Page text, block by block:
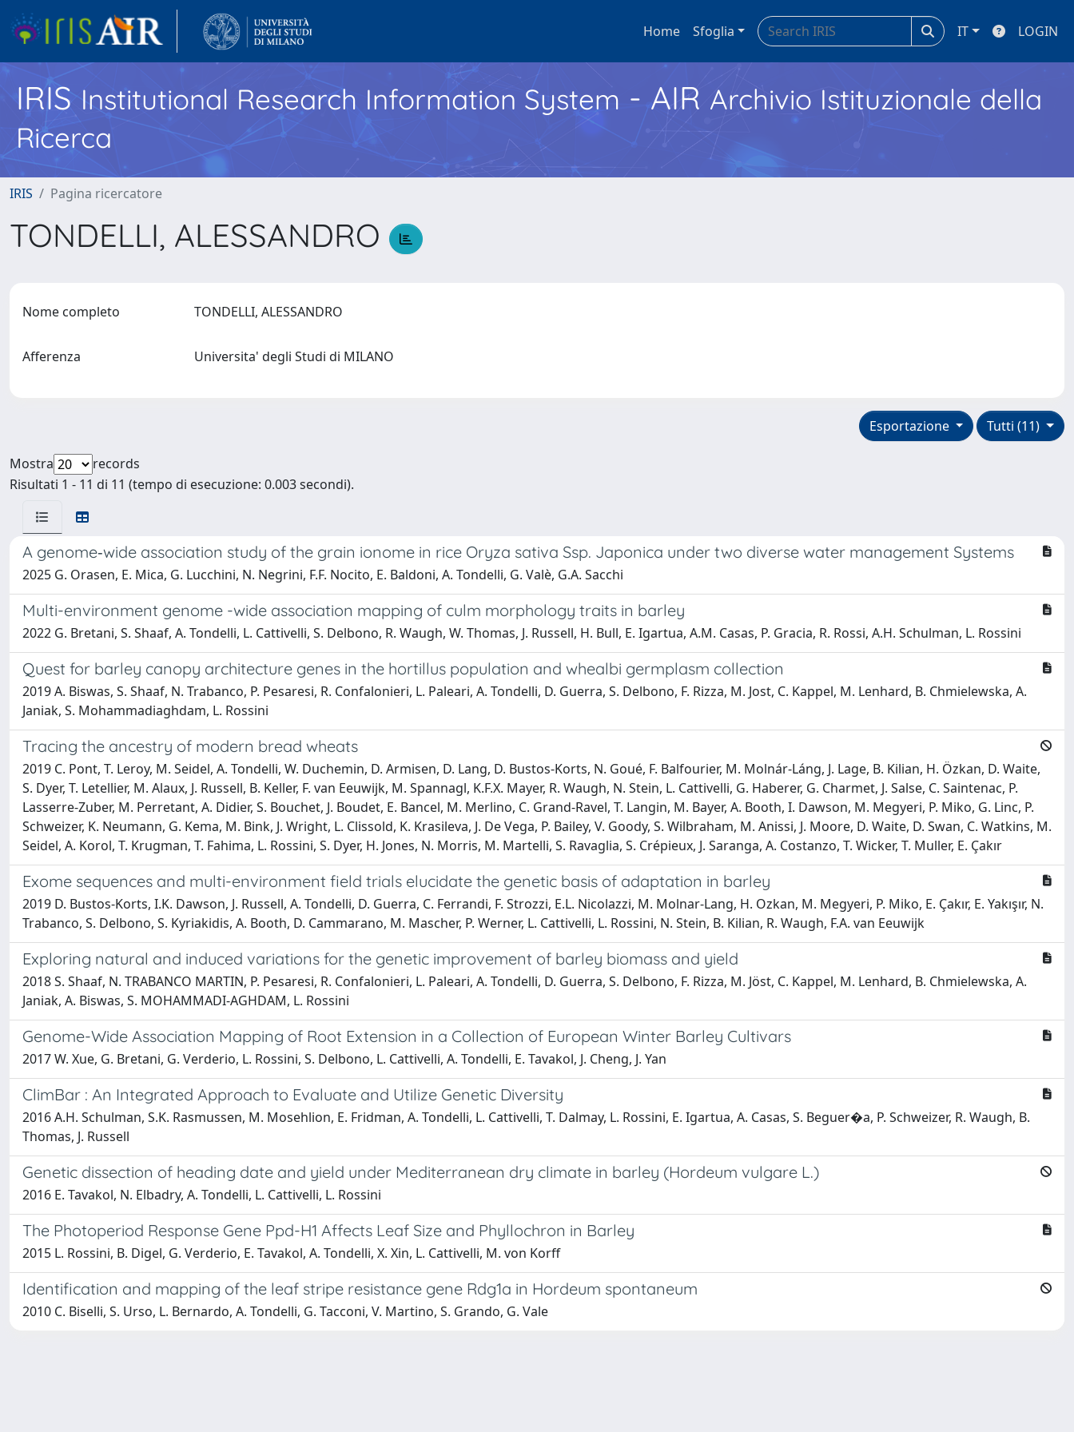
Home Sfoglia IT LOGIN
IRISInstitutional Research Information System - AIR Archivio Istituzionale della
Ricerca
IRIS Pagina ricercatore
TONDELLI, ALESSANDRO
Nome completo TONDELLI, ALESSANDRO
Afferenza Universita' degli Studi di MILANO
Tutti (11)
Esportazione
Mostra
records
Risultati 1 - 11 di 11 (tempo di esecuzione: 0.003 secondi).
A genome‑wide association study of the grain ionome in rice Oryza sativa Ssp. Japonica under two diverse water management Systems
2025 G. Orasen, E. Mica, G. Lucchini, N. Negrini, F.F. Nocito, E. Baldoni, A. Tondelli, G. Valè, G.A. Sacchi
Multi-environment genome -wide association mapping of culm morphology traits in barley
2022 G. Bretani, S. Shaaf, A. Tondelli, L. Cattivelli, S. Delbono, R. Waugh, W. Thomas, J. Russell, H. Bull, E. Igartua, A.M. Casas, P. Gracia, R. Rossi, A.H. Schulman, L. Rossini
Quest for barley canopy architecture genes in the hortillus population and whealbi germplasm collection
2019 A. Biswas, S. Shaaf, N. Trabanco, P. Pesaresi, R. Confalonieri, L. Paleari, A. Tondelli, D. Guerra, S. Delbono, F. Rizza, M. Jost, C. Kappel, M. Lenhard, B. Chmielewska, A.
Janiak, S. Mohammadiaghdam, L. Rossini
Tracing the ancestry of modern bread wheats
2019 C. Pont, T. Leroy, M. Seidel, A. Tondelli, W. Duchemin, D. Armisen, D. Lang, D. Bustos-Korts, N. Goué, F. Balfourier, M. Molnár-Láng, J. Lage, B. Kilian, H. Özkan, D. Waite,
S. Dyer, T. Letellier, M. Alaux, J. Russell, B. Keller, F. van Eeuwijk, M. Spannagl, K.F.X. Mayer, R. Waugh, N. Stein, L. Cattivelli, G. Haberer, G. Charmet, J. Salse, C. Saintenac, P.
Lasserre-Zuber, M. Perretant, A. Didier, S. Bouchet, J. Boudet, E. Bancel, M. Merlino, C. Grand-Ravel, T. Langin, M. Bayer, A. Booth, I. Dawson, M. Megyeri, P. Miko, G. Linc, P.
Schweizer, K. Neumann, G. Kema, M. Bink, J. Wright, L. Clissold, K. Krasileva, J. De Vega, P. Bailey, V. Goody, S. Wilbraham, M. Anissi, J. Moore, D. Waite, D. Swan, C. Watkins, M.
Seidel, A. Korol, T. Krugman, T. Fahima, L. Rossini, S. Dyer, H. Jones, N. Morris, M. Martelli, S. Ravaglia, S. Crépieux, J. Saranga, A. Costanzo, T. Wicker, T. Muller, E. Çakır
Exome sequences and multi-environment field trials elucidate the genetic basis of adaptation in barley
2019 D. Bustos-Korts, I.K. Dawson, J. Russell, A. Tondelli, D. Guerra, C. Ferrandi, F. Strozzi, E.L. Nicolazzi, M. Molnar-Lang, H. Ozkan, M. Megyeri, P. Miko, E. Çakır, E. Yakışır, N.
Trabanco, S. Delbono, S. Kyriakidis, A. Booth, D. Cammarano, M. Mascher, P. Werner, L. Cattivelli, L. Rossini, N. Stein, B. Kilian, R. Waugh, F.A. van Eeuwijk
Exploring natural and induced variations for the genetic improvement of barley biomass and yield
2018 S. Shaaf, N. TRABANCO MARTIN, P. Pesaresi, R. Confalonieri, L. Paleari, A. Tondelli, D. Guerra, S. Delbono, F. Rizza, M. Jöst, C. Kappel, M. Lenhard, B. Chmielewska, A.
Janiak, A. Biswas, S. MOHAMMADI-AGHDAM, L. Rossini
Genome-Wide Association Mapping of Root Extension in a Collection of European Winter Barley Cultivars
2017 W. Xue, G. Bretani, G. Verderio, L. Rossini, S. Delbono, L. Cattivelli, A. Tondelli, E. Tavakol, J. Cheng, J. Yan
ClimBar : An Integrated Approach to Evaluate and Utilize Genetic Diversity
2016 A.H. Schulman, S.K. Rasmussen, M. Mosehlion, E. Fridman, A. Tondelli, L. Cattivelli, T. Dalmay, L. Rossini, E. Igartua, A. Casas, S. Beguer�a, P. Schweizer, R. Waugh, B.
Thomas, J. Russell
Genetic dissection of heading date and yield under Mediterranean dry climate in barley (Hordeum vulgare L.)
2016 E. Tavakol, N. Elbadry, A. Tondelli, L. Cattivelli, L. Rossini
The Photoperiod Response Gene Ppd-H1 Affects Leaf Size and Phyllochron in Barley
2015 L. Rossini, B. Digel, G. Verderio, E. Tavakol, A. Tondelli, X. Xin, L. Cattivelli, M. von Korff
Identification and mapping of the leaf stripe resistance gene Rdg1a in Hordeum spontaneum
2010 C. Biselli, S. Urso, L. Bernardo, A. Tondelli, G. Tacconi, V. Martino, S. Grando, G. Vale